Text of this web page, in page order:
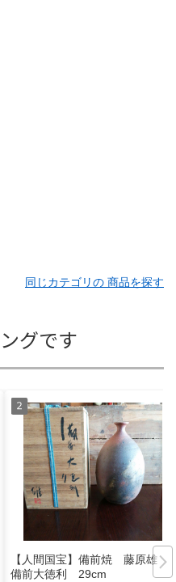
同じカテゴリの 商品を探す
グです
【人間国宝】備前焼 藤原雄
備前大徳利 29cm